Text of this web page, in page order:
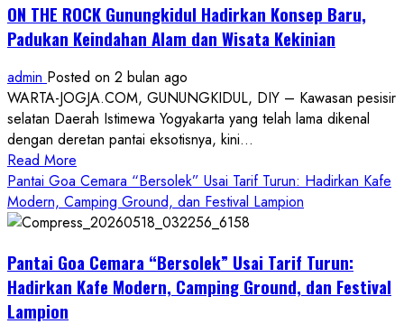
ON THE ROCK Gunungkidul Hadirkan Konsep Baru,
Padukan Keindahan Alam dan Wisata Kekinian
admin Posted on 2 bulan ago
WARTA-JOGJA.COM, GUNUNGKIDUL, DIY – Kawasan pesisir
selatan Daerah Istimewa Yogyakarta yang telah lama dikenal
dengan deretan pantai eksotisnya, kini...
Read More
more
about
ON
ROCK
Gunungkidul
Pantai Goa Cemara “Bersolek” Usai Tarif Turun: Hadirkan Kafe
Modern, Camping Ground, dan Festival Lampion
Pantai Goa Cemara “Bersolek” Usai Tarif Turun:
Hadirkan Kafe Modern, Camping Ground, dan Festival
Lampion